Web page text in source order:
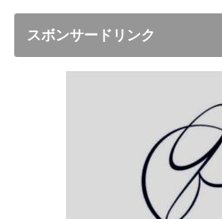
スボンサードリンク